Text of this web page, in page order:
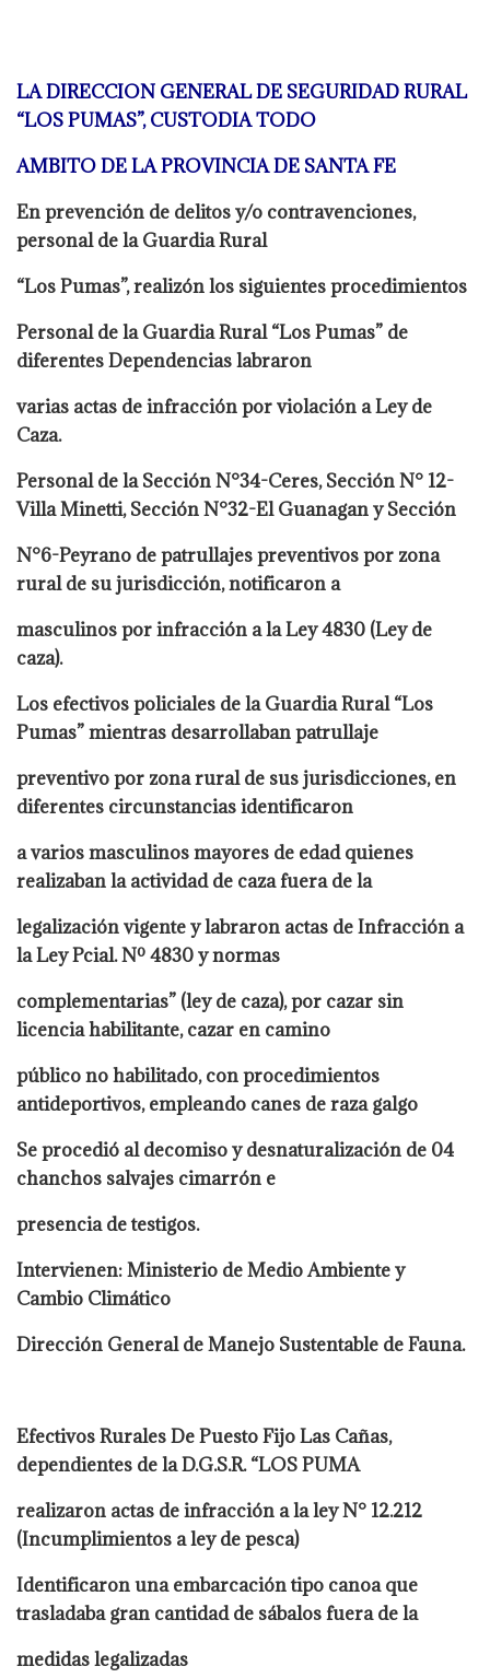
LA DIRECCION GENERAL DE SEGURIDAD RURAL
“LOS PUMAS”, CUSTODIA TODO
AMBITO DE LA PROVINCIA DE SANTA FE
En prevención de delitos y/o contravenciones,
personal de la Guardia Rural
“Los Pumas”, realizón los siguientes procedimientos
Personal de la Guardia Rural “Los Pumas” de
diferentes Dependencias labraron
varias actas de infracción por violación a Ley de
Caza.
Personal de la Sección N°34-Ceres, Sección N° 12-
Villa Minetti, Sección N°32-El Guanagan y Sección
N°6-Peyrano de patrullajes preventivos por zona
rural de su jurisdicción, notificaron a
masculinos por infracción a la Ley 4830 (Ley de
caza).
Los efectivos policiales de la Guardia Rural “Los
Pumas” mientras desarrollaban patrullaje
preventivo por zona rural de sus jurisdicciones, en
diferentes circunstancias identificaron
a varios masculinos mayores de edad quienes
realizaban la actividad de caza fuera de la
legalización vigente y labraron actas de Infracción a
la Ley Pcial. Nº 4830 y normas
complementarias” (ley de caza), por cazar sin
licencia habilitante, cazar en camino
público no habilitado, con procedimientos
antideportivos, empleando canes de raza galgo
Se procedió al decomiso y desnaturalización de 04
chanchos salvajes cimarrón e
presencia de testigos.
Intervienen: Ministerio de Medio Ambiente y
Cambio Climático
Dirección General de Manejo Sustentable de Fauna.
Efectivos Rurales De Puesto Fijo Las Cañas,
dependientes de la D.G.S.R. “LOS PUMA
realizaron actas de infracción a la ley N° 12.212
(Incumplimientos a ley de pesca)
Identificaron una embarcación tipo canoa que
trasladaba gran cantidad de sábalos fuera de la
medidas legalizadas